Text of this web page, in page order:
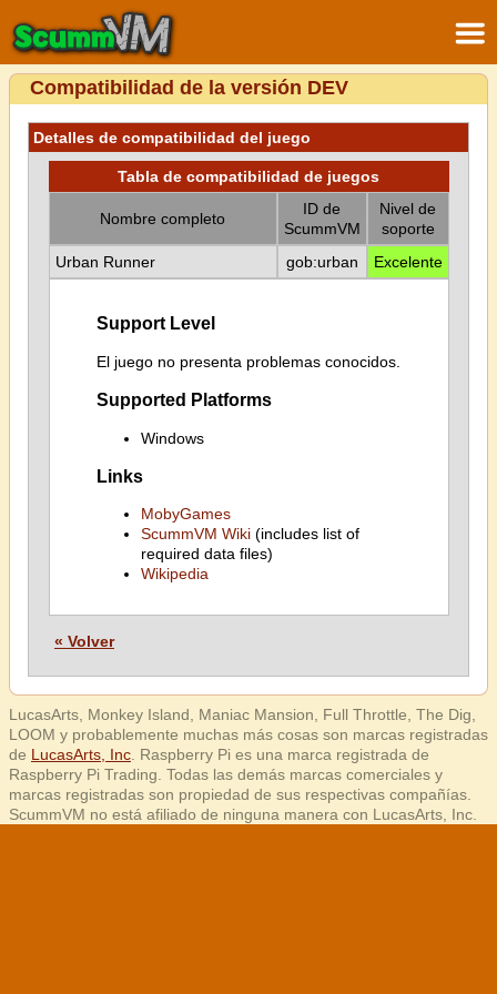
Compatibilidad de la versión DEV
Detalles de compatibilidad del juego
Tabla de compatibilidad de juegos
Nombre completo
ID de
ScummVM
Nivel de
soporte
Urban Runner
gob:urban Excelente
Support Level
El juego no presenta problemas conocidos.
Supported Platforms
Windows
Links
MobyGames
ScummVM Wiki(includes list of
required data files)
Wikipedia
« Volver
LucasArts, Monkey Island, Maniac Mansion, Full Throttle, The Dig,
LOOM y probablemente muchas más cosas son marcas registradas
de LucasArts, Inc . Raspberry Pi es una marca registrada de
Raspberry Pi Trading. Todas las demás marcas comerciales y
marcas registradas son propiedad de sus respectivas compañías.
ScummVM no está afiliado de ninguna manera con LucasArts, Inc.